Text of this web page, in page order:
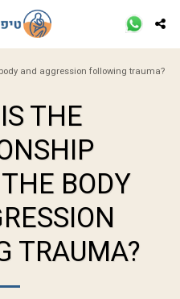
and aggression following trauma?
THE
BODY
TRAUMA?